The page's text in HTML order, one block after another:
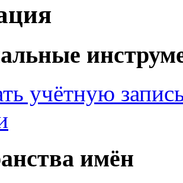
учётную
имён